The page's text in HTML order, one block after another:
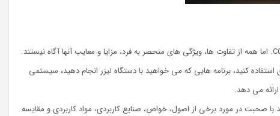
کنید، برنامه هایی که می خواهید با دستگاه لیزر انجام دهید، سیستمی
می دهد.
صحبت در مورد برخی از اصول، خواص، صنایع کاربردی، مواد کاربردی و مقایسه